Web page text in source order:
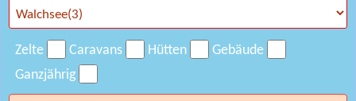
Zelte Caravans Hütten
Gebäude
Ganzjährig